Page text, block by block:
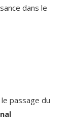
dans le
passage du